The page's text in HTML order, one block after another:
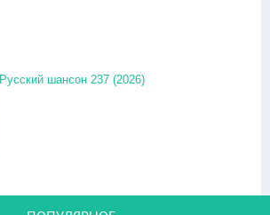
Русский шансон 237 (2026)